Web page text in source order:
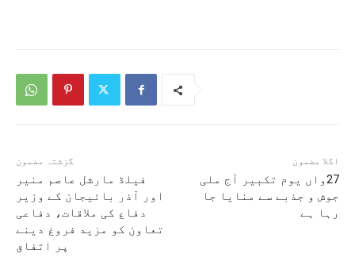
گزشتہ مضمون
فیلڈ مارشل عاصم منیر
اور آذر بائیجان کے وزیر
دفاع کی ملاقات، دفاعی
تعاون کو مزید فروغ دینے
پر اتفاق
اگلا مضمون
27واں یوم تکبیر آج ملی
جوش و جذبے سے منایا جا
رہا ہے